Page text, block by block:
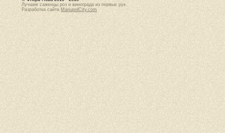
Лучшие саженцы роз и винограда из первых рук
Разработка сайтаMariupolCity.com